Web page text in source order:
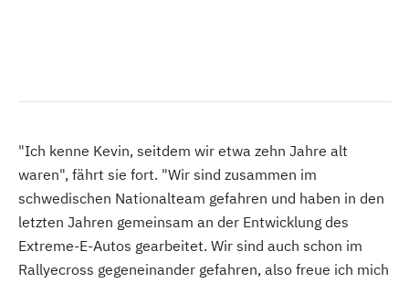
"Ich kenne Kevin, seitdem wir etwa zehn Jahre alt
waren", fährt sie fort. "Wir sind zusammen im
schwedischen Nationalteam gefahren und haben in den
letzten Jahren gemeinsam an der Entwicklung des
Extreme-E-Autos gearbeitet. Wir sind auch schon im
Rallyecross gegeneinander gefahren, also freue ich mich